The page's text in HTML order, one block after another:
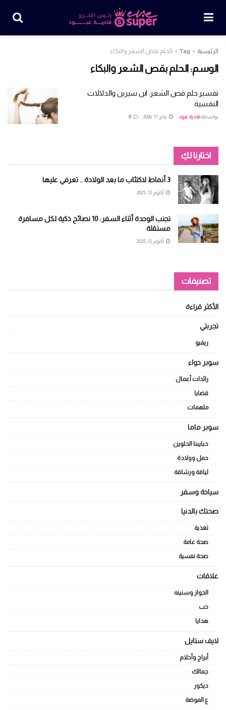
الرئيسية Tag الحلم بقص الشعر والبكاء
الوسم:الحلم بقص الشعر والبكاء
تفسير حلم قص الشعر: ابن سيرين والدلالات
النفسية
بواسطةفادية عبود يناير 11, 2026 0
اختارنا لكِ
3 أنماط لاكتئاب ما بعد الولادة .. تعرفي عليها
أكتوبر 12, 2025
تجنب الوحدة أثناء السفر: 10 نصائح ذكية لكل مسافرة
مستقلة
أكتوبر 12, 2025
تصنيفات
الأكثر قراءة
تجربتي
ريفيو
سوبر حواء
رائدات أعمال
قضايا
ملهمات
سوبر ماما
حبايبنا الحلوين
حمل وولادة
لياقة ورشاقة
سياحة وسفر
صحتك بالدنيا
تغذية
صحة عامة
صحة نفسية
علاقات
الجواز وسنينه
حب
هدايا
لايف ستايل
أبراج وأحلام
جمالك
ديكور
ع الموضة